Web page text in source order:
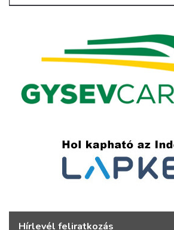
Hírlevél feliratkozás